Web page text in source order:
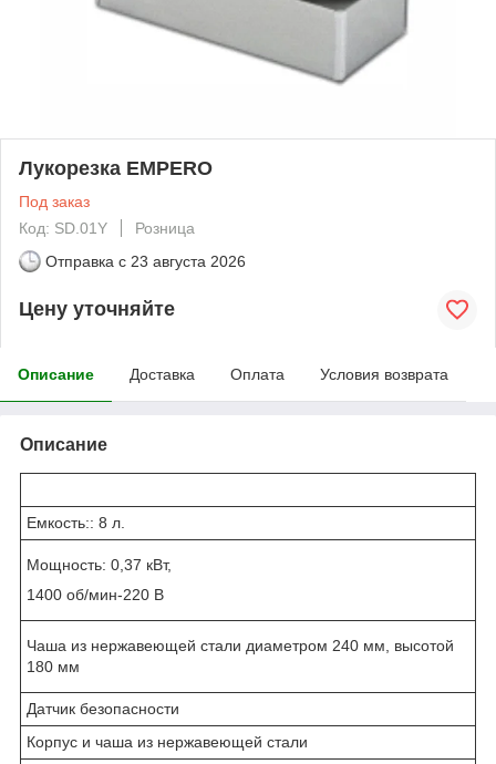
Лукорезка EMPERO
Под заказ
Код: SD.01Y
Розница
Отправка с 23 августа 2026
Цену уточняйте
Описание Доставка Оплата Условия возврата
Описание
Емкость:: 8 л.
Мощность: 0,37 кВт,
1400 об/мин-220 В
Чаша из нержавеющей стали диаметром 240 мм, высотой
180 мм
Датчик безопасности
Корпус и чаша из нержавеющей стали